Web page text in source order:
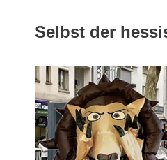
Selbst der